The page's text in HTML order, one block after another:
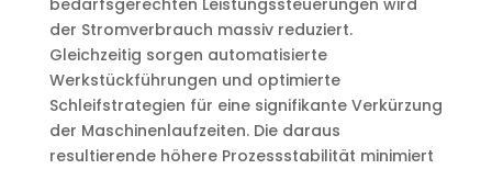
bedarfsgerechten Leistungssteuerungen wird
der Stromverbrauch massiv reduziert.
Gleichzeitig sorgen automatisierte
Werkstückführungen und optimierte
Schleifstrategien für eine signifikante Verkürzung
der Maschinenlaufzeiten. Die daraus
resultierende höhere Prozessstabilität minimiert